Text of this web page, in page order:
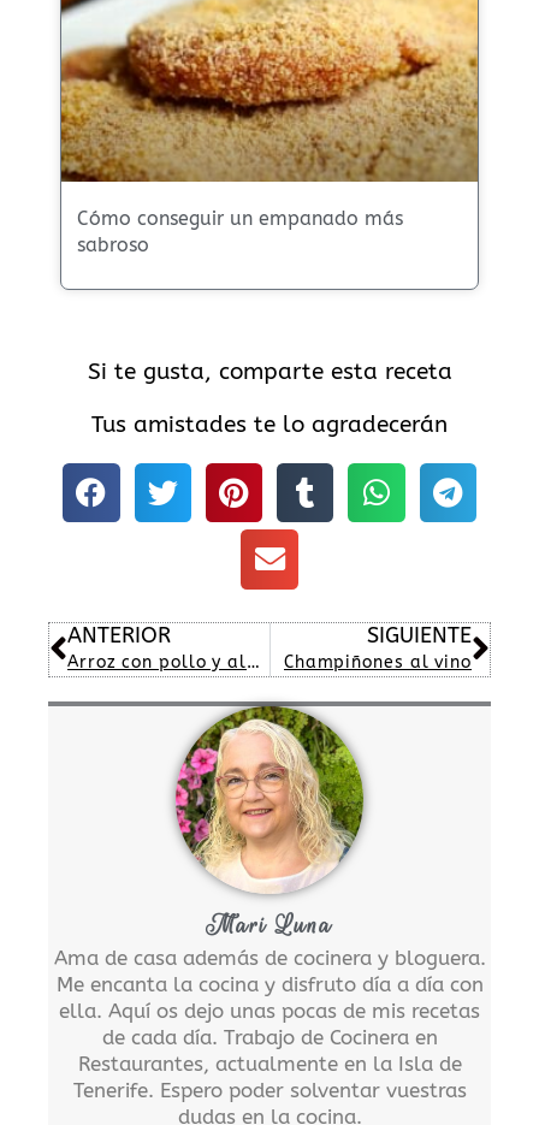
Cómo conseguir un empanado más
sabroso
Si te gusta, comparte esta receta
Tus amistades te lo agradecerán
Ant
ANTERIOR
Arroz con pollo y almejas
SIGUIENTE
Champiñones al vino
Mari Luna
Ama de casa además de cocinera y bloguera.
Me encanta la cocina y disfruto día a día con
ella. Aquí os dejo unas pocas de mis recetas
de cada día. Trabajo de Cocinera en
Restaurantes, actualmente en la Isla de
Tenerife. Espero poder solventar vuestras
dudas en la cocina.